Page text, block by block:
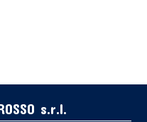
s.r.l.